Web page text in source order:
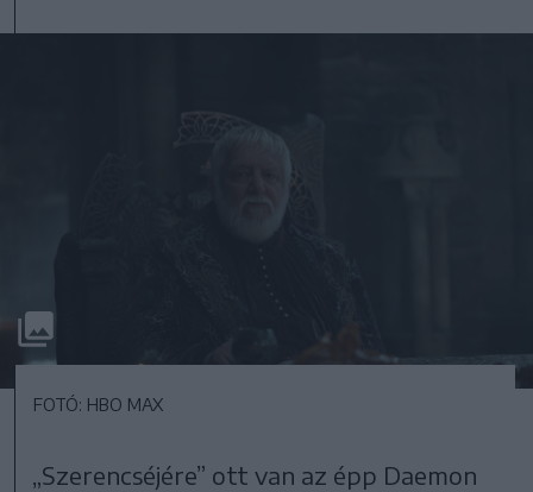
FOTÓ: HBO MAX
„Szerencséjére” ott van az épp Daemon